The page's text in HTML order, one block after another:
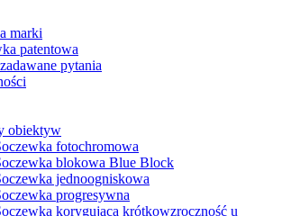
marki
patentowa
pytania
obiektyw
fotochromowa
blokowa Blue Block
jednoogniskowa
progresywna
korygująca krótkowzroczność u